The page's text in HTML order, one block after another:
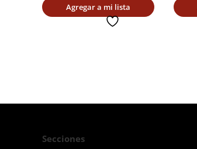
Agregar a mi lista
Secciones